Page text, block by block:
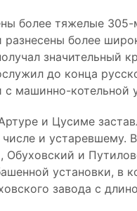
более тяжелые
более
значительный
до конца
с машинно-котельной
и Цусиме
и устаревшему.
Обуховский и
установки, в
завода с